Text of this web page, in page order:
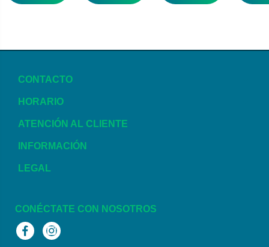
CONTACTO
HORARIO
ATENCIÓN AL CLIENTE
INFORMACIÓN
LEGAL
CONÉCTATE CON NOSOTROS
FacebookInstagram